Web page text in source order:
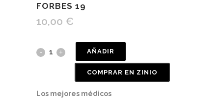
FORBES 19
10,00 €
AÑADIR
COMPRAR EN ZINIO
Los mejores médicos